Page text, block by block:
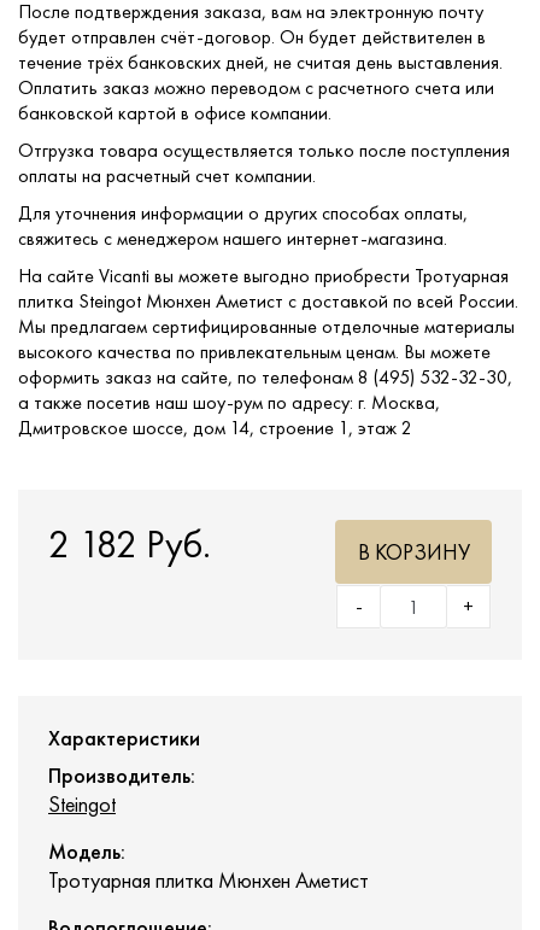
После подтверждения заказа, вам на электронную почту
будет отправлен счёт-договор. Он будет действителен в
течение трёх банковских дней, не считая день выставления.
Оплатить заказ можно переводом с расчетного счета или
банковской картой в офисе компании.
Отгрузка товара осуществляется только после поступления
оплаты на расчетный счет компании.
Для уточнения информации о других способах оплаты,
свяжитесь с менеджером нашего интернет-магазина.
На сайте Vicanti вы можете выгодно приобрести Тротуарная
плитка Steingot Мюнхен Аметист с доставкой по всей России.
Мы предлагаем сертифицированные отделочные материалы
высокого качества по привлекательным ценам. Вы можете
оформить заказ на сайте, по телефонам 8 (495) 532-32-30,
а также посетив наш шоу-рум по адресу: г. Москва,
Дмитровское шоссе, дом 14, строение 1, этаж 2
2 182 Руб.
+
-
В КОРЗИНУ
Характеристики
Производитель:
Steingot
Модель:
Тротуарная плитка Мюнхен Аметист